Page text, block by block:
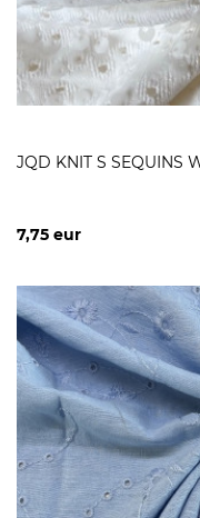
JQD KNIT S SEQUINS
7,75 eur